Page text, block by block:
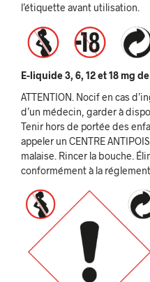
l’étiquette avant utilisation.
E-liquide 3, 6, 12 et 18 mg
ATTENTION. Nocif en cas
d’un médecin, garder à
Tenir hors de portée des
appeler un CENTRE
malaise. Rincer la bouche.
conformément à la